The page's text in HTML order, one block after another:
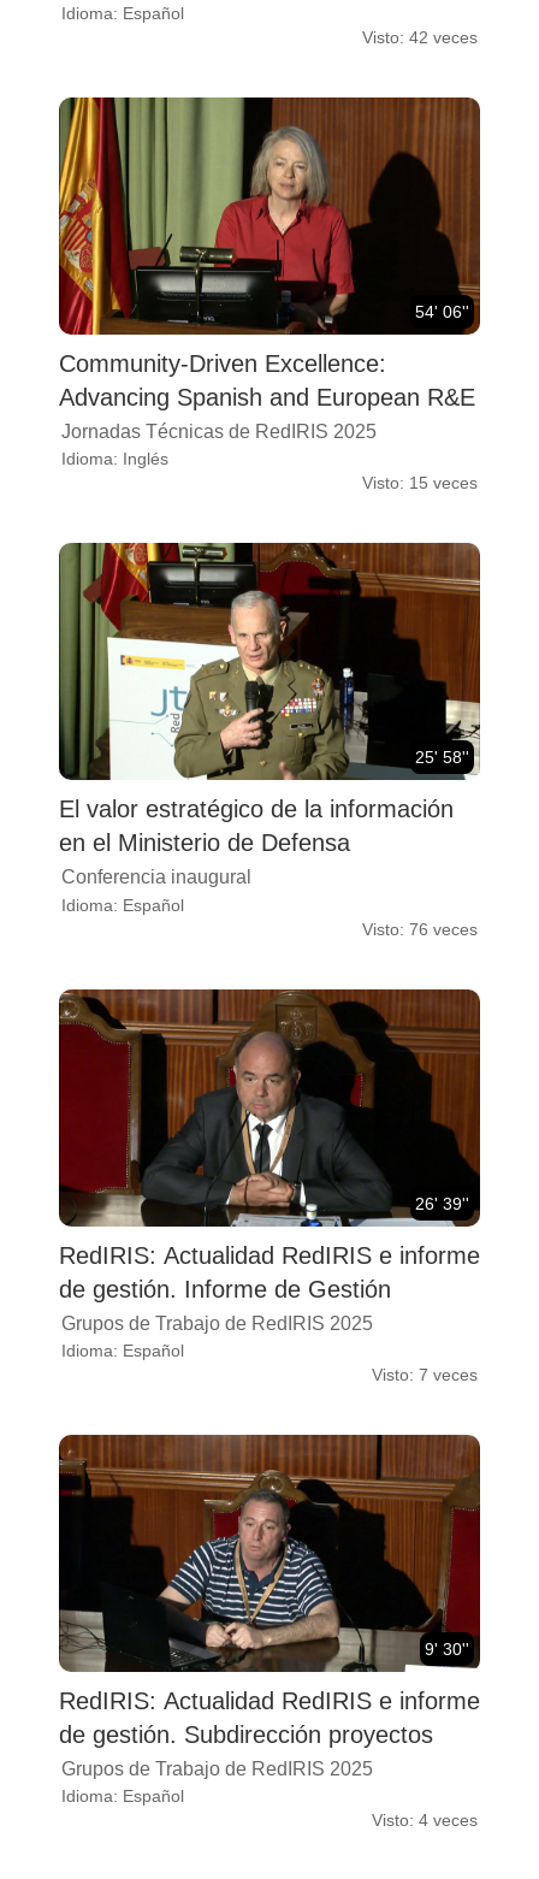
Idioma: Español
Visto: 42 veces
54' 06''
Community-Driven Excellence:
Advancing Spanish and European R&E
Jornadas Técnicas de RedIRIS 2025
Idioma: Inglés
Visto: 15 veces
25' 58''
El valor estratégico de la información
en el Ministerio de Defensa
Conferencia inaugural
Idioma: Español
Visto: 76 veces
26' 39''
RedIRIS: Actualidad RedIRIS e informe
de gestión. Informe de Gestión
Grupos de Trabajo de RedIRIS 2025
Idioma: Español
Visto: 7 veces
9' 30''
RedIRIS: Actualidad RedIRIS e informe
de gestión. Subdirección proyectos
Grupos de Trabajo de RedIRIS 2025
Idioma: Español
Visto: 4 veces